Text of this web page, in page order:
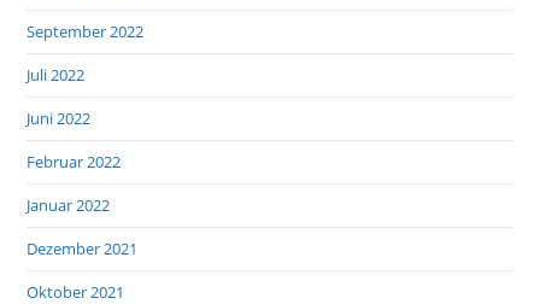
September 2022
Juli 2022
Juni 2022
Februar 2022
Januar 2022
Dezember 2021
Oktober 2021